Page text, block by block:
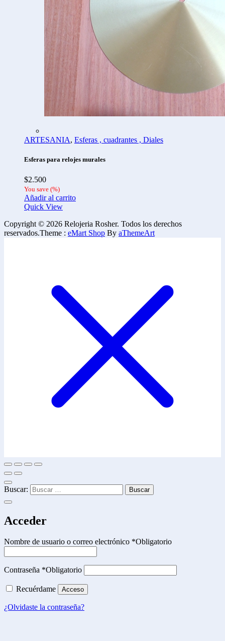
ARTESANIA, Esferas , cuadrantes , Diales
Esferas para relojes murales
$2.500
You save (%)
Añadir al carrito
Quick View
Copyright © 2026 Relojeria Rosher. Todos los derechos
reservados.Theme : eMart Shop By aThemeArt
Buscar:
Acceder
Nombre de usuario o correo electrónico *Obligatorio
Contraseña *Obligatorio
Recuérdame Acceso
¿Olvidaste la contraseña?